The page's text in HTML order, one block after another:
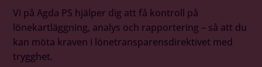
Löneoutsourcing
Inspiration
Vi på Agda PS hjälper dig att få kontroll på
lönekartläggning, analys och rapportering – så att du
kan möta kraven i lönetransparensdirektivet med
trygghet.